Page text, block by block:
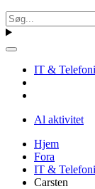
IT & Telefoni
Al aktivitet
Hjem
Fora
IT & Telefoni
Carsten